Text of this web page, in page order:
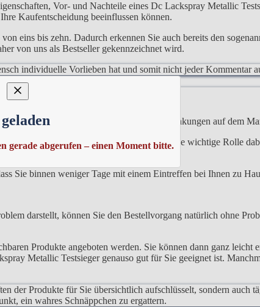
gerade abgerufen – einen Moment bitte.
Vor- und Nachteile eines Dc Lackspray Metallic
Kaufentscheidung beeinflussen können.
eins bis zehn. Dadurch erkennen Sie auch bereits den
von uns als Bestseller gekennzeichnet wird.
individuelle Vorlieben hat und somit nicht jeder Kommentar
bei den immer vorhandenen Preisschwankungen auf dem
auch die Tageszeit des Einkaufs eine wichtige Rolle
Metallic kaufen sehr schnell benötigen.
Sie binnen weniger Tage mit einem Eintreffen bei Ihnen zu
darstellt, können Sie den Bestellvorgang natürlich ohne
Produkte angeboten werden. Sie können dann ganz leicht
Metallic Testsieger genauso gut für Sie geeignet ist.
der Produkte für Sie übersichtlich aufschlüsselt, sondern auch
ein wahres Schnäppchen zu ergattern.